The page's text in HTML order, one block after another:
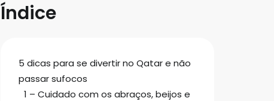
Índice
5 dicas para se divertir no Qatar e não
passar sufocos
1 – Cuidado com os abraços, beijos e